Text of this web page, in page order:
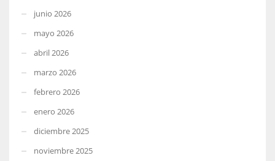
junio 2026
mayo 2026
abril 2026
marzo 2026
febrero 2026
enero 2026
diciembre 2025
noviembre 2025